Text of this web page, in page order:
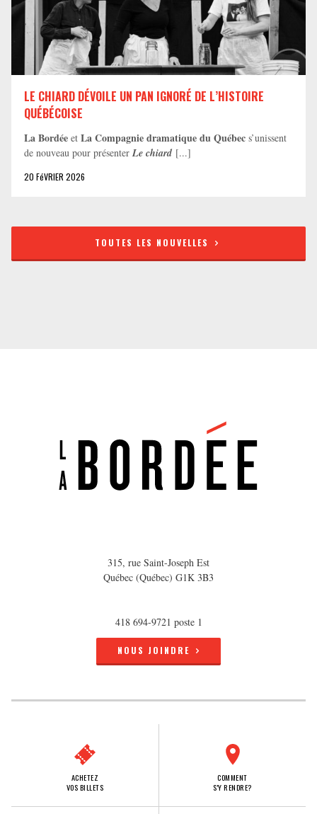
LE CHIARD DÉVOILE UN PAN IGNORÉ DE L’HISTOIRE
QUÉBÉCOISE
La Bordée et La Compagnie dramatique du Québec s’unissent
de nouveau pour présenter Le chiard [...]
20 FéVRIER 2026
TOUTES LES NOUVELLES
315, rue Saint-Joseph Est
Québec (Québec) G1K 3B3
418 694-9721 poste 1
NOUS JOINDRE
ACHETEZ
VOS BILLETS
COMMENT
S'Y RENDRE?